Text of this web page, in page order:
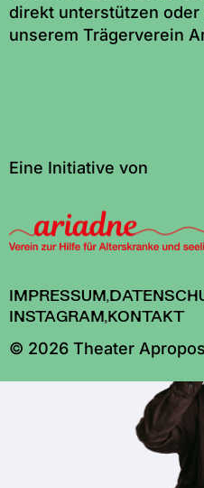
direkt unterstützen oder
unserem Trägerverein
Eine Initiative von
© 2026 Theater Apropos
IMPRESSUM,
INSTAGRAM,KONTAKT